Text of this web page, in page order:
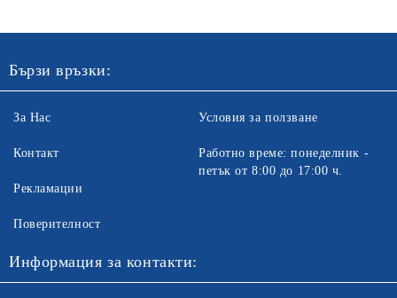
Бързи връзки:
За Нас
Контакт
Рекламации
Поверителност
Условия за ползване
Работно време: понеделник -
петък от 8:00 до 17:00 ч.
Информация за контакти: